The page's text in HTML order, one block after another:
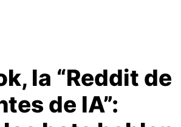
la “Reddit de
de IA”: